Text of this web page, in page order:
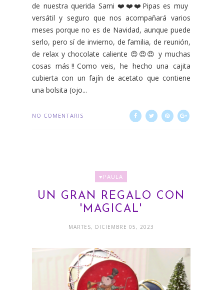
de nuestra querida Sami ❤️❤️❤️Pipas es muy
versátil y seguro que nos acompañará varios
meses porque no es de Navidad, aunque puede
serlo, pero sí de invierno, de familia, de reunión,
de relax y chocolate caliente 😍😍😍 y muchas
cosas más‼️Como veis, he hecho una cajita
cubierta con un fajín de acetato que contiene
una bolsita (ojo...
NO COMENTARIS
♥PAULA
UN GRAN REGALO CON
'MAGICAL'
MARTES, DICIEMBRE 05, 2023